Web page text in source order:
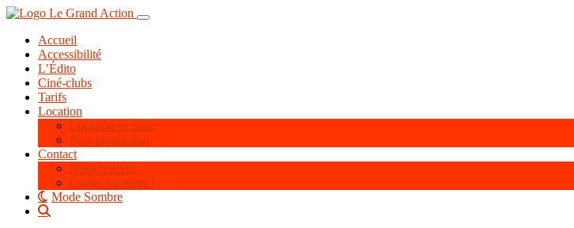
Aller
contenu
principal
Toggle navigation
Accueil
Accessibilité
L’Édito
Ciné-clubs
Tarifs
Location
Location de salle
Post-production
Contact
Nous trouver
Contactez-nous !
Mode Sombre